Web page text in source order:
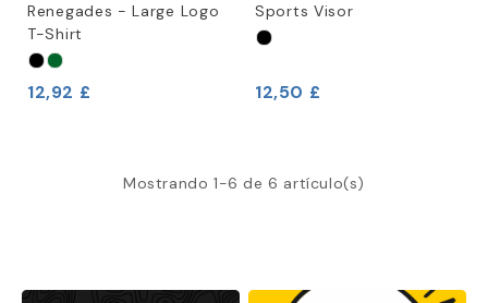
Renegades - Large Logo
T-Shirt
12,92 £
Sports Visor
12,50 £
Mostrando 1-6 de 6 artículo(s)